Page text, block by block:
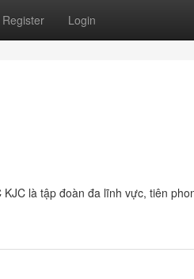
Register Login
là tập đoàn đa lĩnh vực, tiên